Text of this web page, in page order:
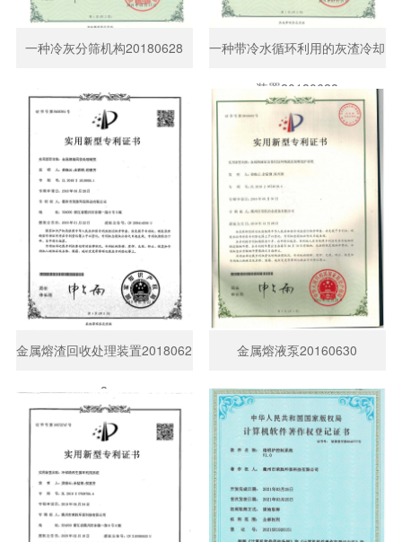
一种冷灰分筛机构20180628 一种带冷水循环利用的灰渣冷却
装置20180628
金属熔渣回收处理装置2018062
8
金属熔液泵20160630